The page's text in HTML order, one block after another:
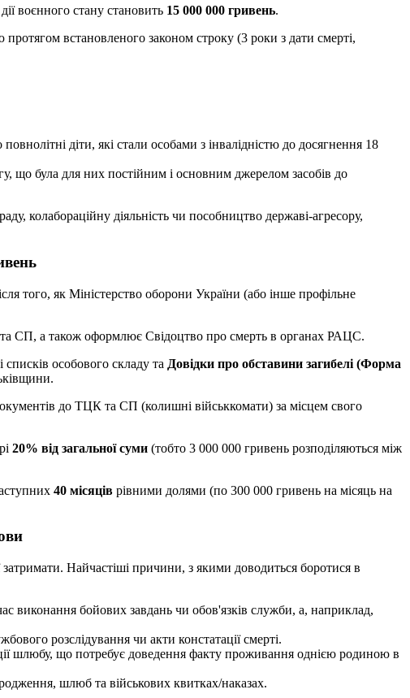
воєнного стану становить 15 000 000 гривень.
встановленого законом строку (3 роки з дати смерті,
діти, які стали особами з інвалідністю до досягнення 18
що була для них постійним і основним джерелом засобів до
колабораційну діяльність чи пособництво державі-агресору,
того, як Міністерство оборони України (або інше профільне
СП, а також оформлює Свідоцтво про смерть в органах РАЦС.
особового складу та Довідки про обставини загибелі (Форма
до ТЦК та СП (колишні військкомати) за місцем свого
20% від загальної суми (тобто 3 000 000 гривень розподіляються між
40 місяців рівними долями (по 300 000 гривень на місяць на
затримати. Найчастіші причини, з якими доводиться боротися в
виконання бойових завдань чи обов'язків служби, а, наприклад,
розслідування чи акти констатації смерті.
шлюбу, що потребує доведення факту проживання однією родиною в
шлюб та військових квитках/наказах.